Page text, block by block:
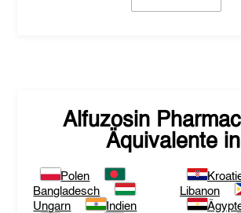
Alfuzosin
Äquivalente
Polen
Bangladesch
Ungarn
Indien
Libanon